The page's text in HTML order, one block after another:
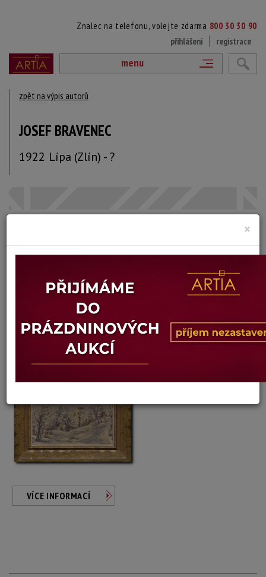
Znalec na telefonu, volejte zdarma 800 30 30 90
přihlášení
registrace
menu
zpět na výpis autorů
JOSEF BRAVENEC
1922 Lípa (Zlín) - ?
8. JINOVATKA
Aktuální cena:
500 Kč
Minimální příhoz: 100 Kč
Vyvolávací cena: 500 Kč
Konec dražby:12.08.2026 20:03 SELČ
VÍCE INFORMACÍ
×